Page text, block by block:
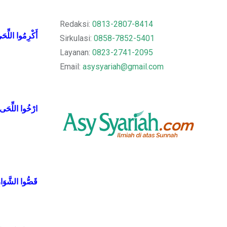
أَكْرِمُوا
ارْخُوا اللِّحَى
قَصُّوا
Redaksi: 0813-2807-8414
Sirkulasi: 0858-7852-5401
Layanan: 0823-2741-2095
Email: asysyariah@gmail.com